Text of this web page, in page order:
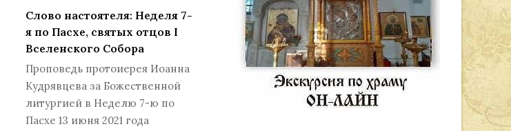
Слово настоятеля: Неделя 7-
я по Пасхе, святых отцов I
Вселенского Собора
Проповедь протоиерея Иоанна
Кудрявцева за Божественной
литургией в Неделю 7-ю по
Пасхе 13 июня 2021 года